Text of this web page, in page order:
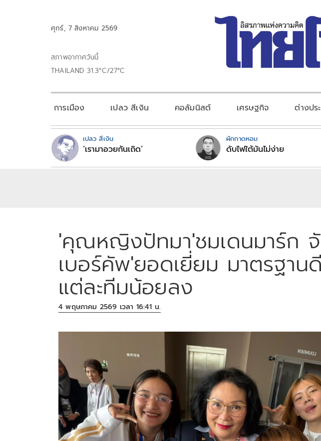
ศุกร์, 7 สิงหาคม 2569
สภาพอากาศวันนี้
THAILAND 31.3°C/27°C
การเมือง เปลว สีเงิน คอลัมนิสต์ เศรษฐกิจ ต่างปร
เปลว สีเงิน
‘เรามาอวยกันเถิด’
ผักกาดหอม
ดับไฟใต้มันไม่ง่าย
'คุณหญิงปัทมา'ชมเดนมาร์ก
เบอร์คัพ'ยอดเยี่ยม มาตรฐาน
แต่ละทีมน้อยลง
4 พฤษภาคม 2569 เวลา 16:41 น.